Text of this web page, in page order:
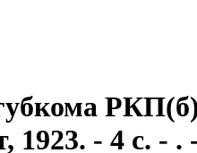
1923. - 4 с.